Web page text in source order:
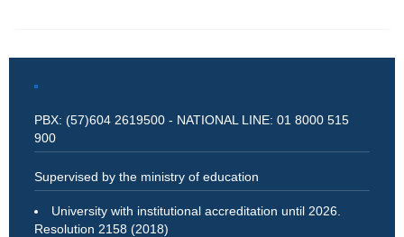
PBX: (57)604 2619500 - NATIONAL LINE: 01 8000 515
900
Supervised by the ministry of education
University with institutional accreditation until 2026.
Resolution 2158 (2018)